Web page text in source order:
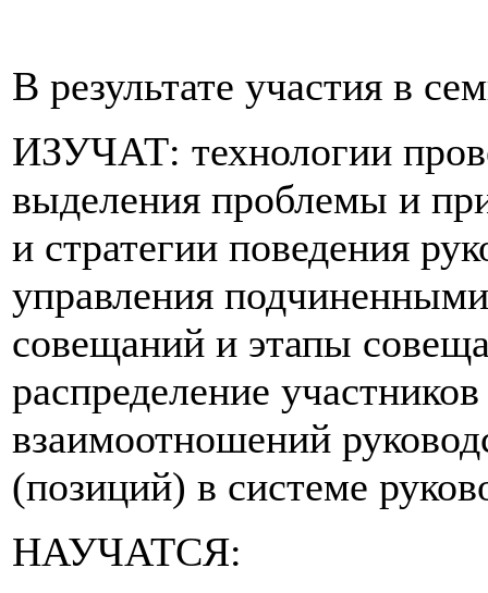
В результате участия в
ИЗУЧАТ: технологии
выделения проблемы и
и стратегии поведения
управления
совещаний и этапы
распределение
взаимоотношений
(позиций) в системе
НАУЧАТСЯ: